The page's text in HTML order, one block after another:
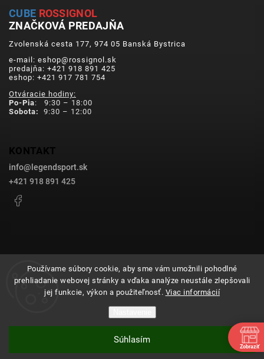
Používame súbory cookie, aby sme vám umožnili pohodlné
prehliadanie webovej stránky a vďaka analýze neustále zlepšovali
jej funkcie, výkon a použiteľnosť. Viac informácií
Súhlasím
CUBE ROSSIGNOL
ZNAČKOVÁ PREDAJŇA
Zvolenská cesta 177, 974 05 Banská Bystrica
e-mail: eshop@rossignol.sk
predajňa: +421 918 891 425
eshop: +421 917 781 754
Otváracie hodiny:
Po-Pia: 9:30 – 18:00
Sobota:
9:30 – 12:00
KONTAKT
info@ legendsport.sk
+421 918 891 425
Vytvoril Shoptet
Copyright 2026legendsport.sk. Všetky práva vyhradené.
Grafický návrh vytvořil a nakódoval
Zobraziť